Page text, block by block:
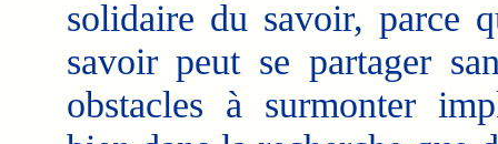
solidaire du savoir, parce
savoir peut se partager
obstacles à surmonter